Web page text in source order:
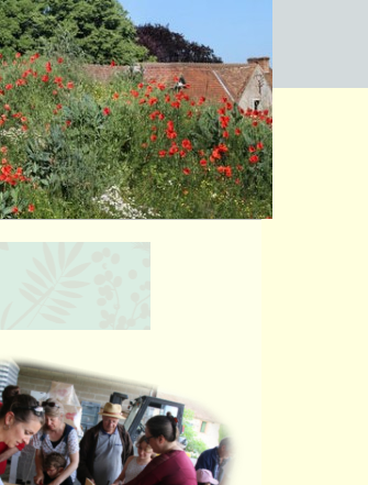
Animation mangeoires
3 mai 2025